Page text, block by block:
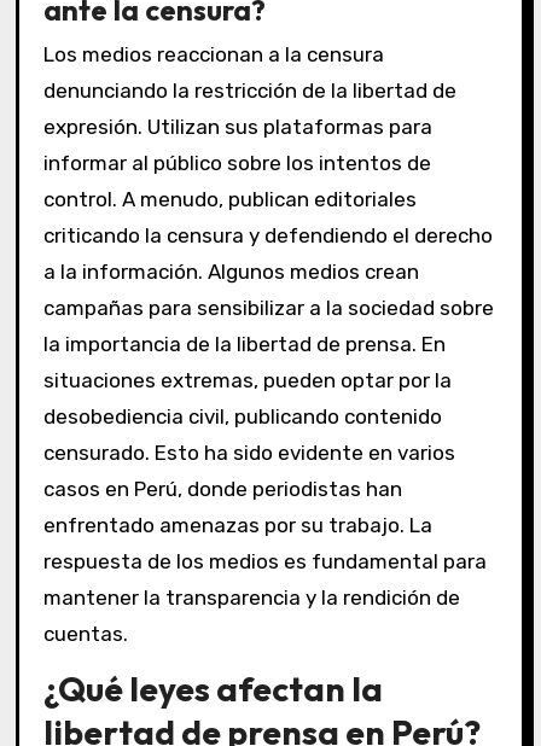
ante la censura?
Los medios reaccionan a la censura
denunciando la restricción de la libertad de
expresión. Utilizan sus plataformas para
informar al público sobre los intentos de
control. A menudo, publican editoriales
criticando la censura y defendiendo el derecho
a la información. Algunos medios crean
campañas para sensibilizar a la sociedad sobre
la importancia de la libertad de prensa. En
situaciones extremas, pueden optar por la
desobediencia civil, publicando contenido
censurado. Esto ha sido evidente en varios
casos en Perú, donde periodistas han
enfrentado amenazas por su trabajo. La
respuesta de los medios es fundamental para
mantener la transparencia y la rendición de
cuentas.
¿Qué leyes afectan la
libertad de prensa en Perú?